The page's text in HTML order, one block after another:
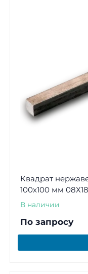
Квадрат
100х100 мм
В наличии
По запросу